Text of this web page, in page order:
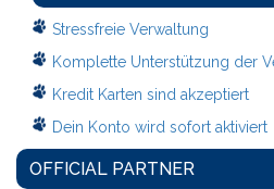
Stressfreie Verwaltung
Komplette Unterstützung der
Kredit Karten sind akzeptiert
Dein Konto wird sofort aktiviert
OFFICIAL PARTNER